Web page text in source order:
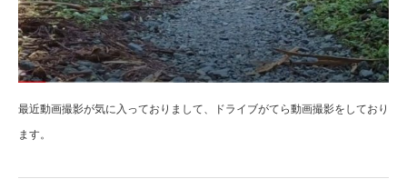
最近動画撮影が気に入っておりまして、ドライブがてら動画撮影をしており
ます。